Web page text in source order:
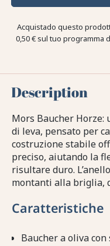
Acquistado questo
0,50 €sul tuo programma
Description
Mors Baucher
di leva, pensato per
costruzione stabile
preciso, aiutando la
risultare duro.
montanti alla briglia,
Caratteristiche
Baucher a oliva